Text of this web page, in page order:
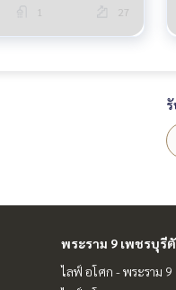
1 27
พระราม 9 เพชรบุรีตั
ไลฟ์ อโศก - พระราม 9